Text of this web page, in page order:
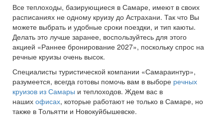
Все теплоходы, базирующиеся в Самаре, имеют в своих
расписаниях не одному круизу до Астрахани. Так что Вы
можете выбрать и удобные сроки поездки, и тип каюты.
Делать это лучше заранее, воспользуйтесь для этого
акцией «Раннее бронирование 2027», поскольку спрос на
речные круизы очень высок.
Специалисты туристической компании «Самараинтур»,
разумеется, всегда готовы помочь вам в выборе речных
круизов из Самары и теплоходов. Ждем вас в
наших офисах, которые работают не только в Самаре, но
также в Тольятти и Новокуйбышевске.